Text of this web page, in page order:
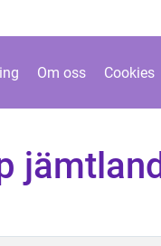
Om oss Cookies
jämtland